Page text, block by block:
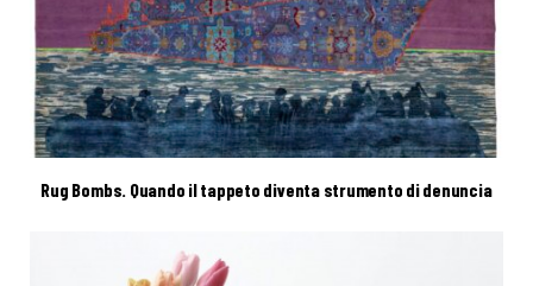
Rug Bombs. Quando il tappeto diventa strumento di denuncia